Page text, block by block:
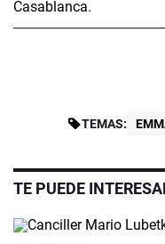
TEMAS:
TE PUEDE